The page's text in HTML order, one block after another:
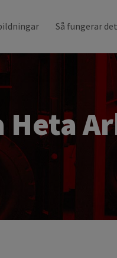
Så fungerar det